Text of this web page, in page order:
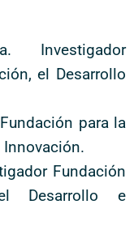
Investigador
el Desarrollo
para la
Fundación
Desarrollo e